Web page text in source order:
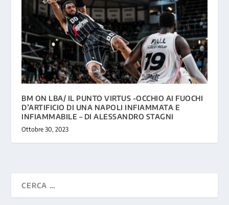
BM ON LBA/ IL PUNTO VIRTUS -OCCHIO AI FUOCHI
D’ARTIFICIO DI UNA NAPOLI INFIAMMATA E
INFIAMMABILE – DI ALESSANDRO STAGNI
Ottobre 30, 2023